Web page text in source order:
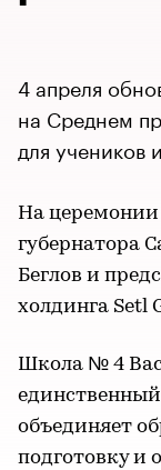
4 апреля
на Среднем
для учеников
На церемонии
губернатора
Беглов и
холдинга Setl
Школа № 4
объединяет
подготовку и